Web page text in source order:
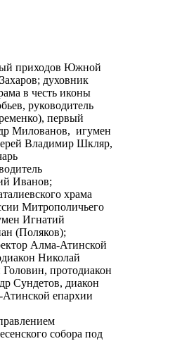
приходов Южной
духовник
в честь иконы
руководитель
первый
Милованов, игумен
Владимир Шкляр,
Иванов;
храма
Митрополичьего
Игнатий
(Поляков);
Алма-Атинской
Николай
протодиакон
Сундетов, диакон
епархии
собора под